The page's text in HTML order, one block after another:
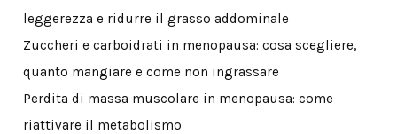
leggerezza e ridurre il grasso addominale
Zuccheri e carboidrati in menopausa: cosa scegliere,
quanto mangiare e come non ingrassare
Perdita di massa muscolare in menopausa: come
riattivare il metabolismo